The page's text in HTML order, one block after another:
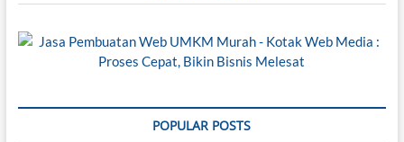
POPULAR POSTS